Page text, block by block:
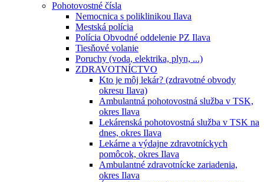
Pohotovostné čísla
Nemocnica s poliklinikou Ilava
Mestská polícia
Polícia Obvodné oddelenie PZ Ilava
Tiesňové volanie
Poruchy (voda, elektrika, plyn, ...)
ZDRAVOTNÍCTVO
Kto je môj lekár? (zdravotné obvody
okresu Ilava)
Ambulantná pohotovostná služba v TSK,
okres Ilava
Lekárenská pohotovostná služba v TSK na
dnes, okres Ilava
Lekárne a výdajne zdravotníckych
pomôcok, okres Ilava
Ambulantné zdravotnícke zariadenia,
okres Ilava